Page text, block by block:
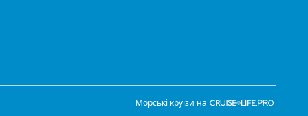
Морські круїзи на